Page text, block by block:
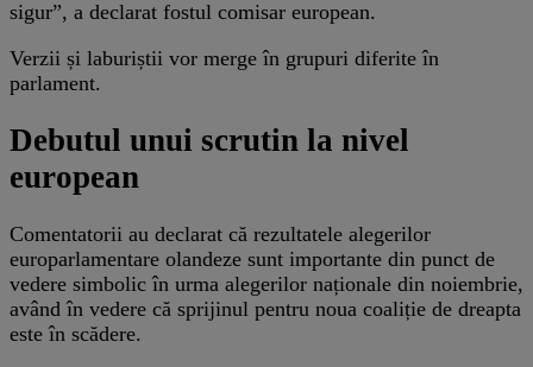
sigur”, a declarat fostul comisar european.
Verzii și laburiștii vor merge în grupuri diferite în
parlament.
Debutul unui scrutin la nivel
european
Comentatorii au declarat că rezultatele alegerilor
europarlamentare olandeze sunt importante din punct de
vedere simbolic în urma alegerilor naționale din noiembrie,
având în vedere că sprijinul pentru noua coaliție de dreapta
este în scădere.